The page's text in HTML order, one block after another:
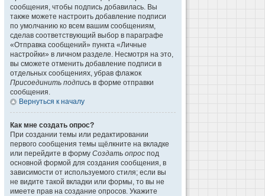
сообщения, чтобы подпись добавилась. Вы
также можете настроить добавление подписи
по умолчанию ко всем вашим сообщениям,
сделав соответствующий выбор в параграфе
«Отправка сообщений» пункта «Личные
настройки» в личном разделе. Несмотря на это,
вы сможете отменить добавление подписи в
отдельных сообщениях, убрав флажок
Присоединить подпись в форме отправки
сообщения.
Вернуться к началу
Как мне создать опрос?
При создании темы или редактировании
первого сообщения темы щёлкните на вкладке
или перейдите в форму Создать опрос под
основной формой для создания сообщения, в
зависимости от используемого стиля; если вы
не видите такой вкладки или формы, то вы не
имеете прав на создание опросов. Укажите